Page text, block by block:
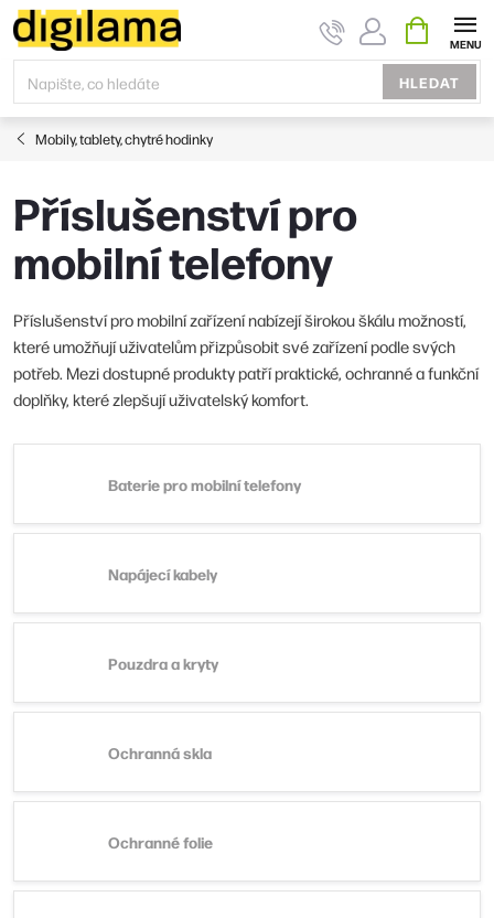
Přejít
na
obsah
HLEDAT
KOŠÍK
Mobily, tablety, chytré hodinky
Příslušenství pro
mobilní telefony
Příslušenství pro mobilní zařízení nabízejí širokou škálu možností,
které umožňují uživatelům přizpůsobit své zařízení podle svých
potřeb. Mezi dostupné produkty patří praktické, ochranné a funkční
doplňky, které zlepšují uživatelský komfort.
Baterie pro mobilní telefony
Napájecí kabely
Pouzdra a kryty
Ochranná skla
Ochranné folie